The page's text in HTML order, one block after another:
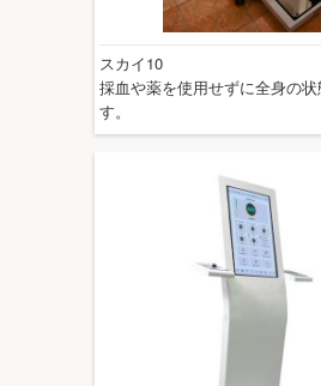
スカイ10
採血や薬を使用せずに全身の
す。